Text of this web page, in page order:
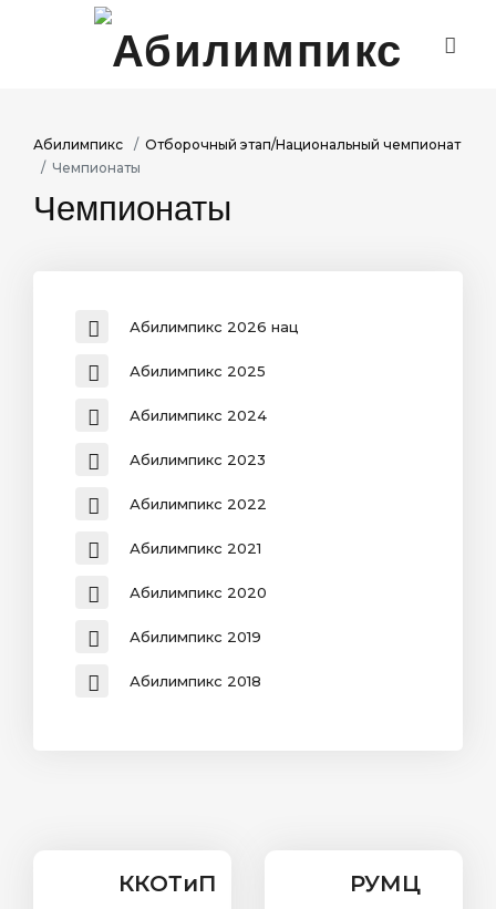
ОТБОРОЧНЫЙ ЭТАП/НАЦИОНАЛЬНЫЙ ЧЕМПИОНАТ
ПАРТНЕРЫ/ТРУДОУСТРОЙСТВО
МОЛОДЕЖНОЕ СОДРУЖЕСТВО
ФОТО-ВИДЕОГАЛЕРЕЯ
СЕРТИФИКАТЫ ПОБЕДИТЕЛЕЙ
Абилимпикс
Отборочный этап/Национальный чемпионат
Чемпионаты
Чемпионаты
Абилимпикс 2026 нац
Абилимпикс 2025
Абилимпикс 2024
Абилимпикс 2023
Абилимпикс 2022
Абилимпикс 2021
Абилимпикс 2020
Абилимпикс 2019
Абилимпикс 2018
ККОТиП РУМЦ